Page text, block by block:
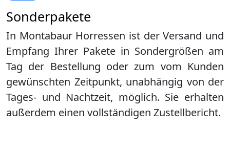
Sonderpakete
In Montabaur Horressen ist der Versand und
Empfang Ihrer Pakete in Sondergrößen am
Tag der Bestellung oder zum vom Kunden
gewünschten Zeitpunkt, unabhängig von der
Tages- und Nachtzeit, möglich. Sie erhalten
außerdem einen vollständigen Zustellbericht.